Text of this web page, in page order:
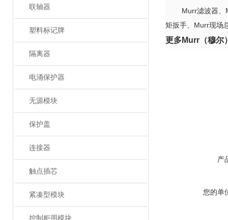
联轴器
塑料标记牌
隔离器
电涌保护器
无源模块
保护盖
连接器
触点插芯
紧凑型模块
控制柜用模块
Murr滤波器、
矩扳手、 Murr现场
更多Murr （穆
产
您的单